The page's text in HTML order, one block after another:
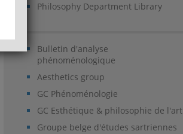
Philosophy Department Library
Bulletin d'analyse
phénoménologique
Aesthetics group
GC Phénoménologie
GC Esthétique & philosophie de l'art
Groupe belge d'études sartriennes